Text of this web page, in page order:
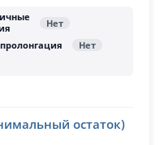
остаток)